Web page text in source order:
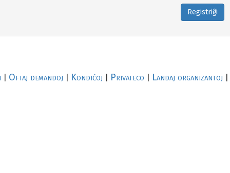
Registriĝi
Oftaj demandoj Kondiĉoj Privateco Landaj organizantoj